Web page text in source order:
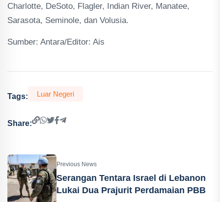
Charlotte, DeSoto, Flagler, Indian River, Manatee,
Sarasota, Seminole, dan Volusia.
Sumber: Antara/Editor: Ais
Tags: Luar Negeri
Share:
Previous News
Serangan Tentara Israel di Lebanon
Lukai Dua Prajurit Perdamaian PBB